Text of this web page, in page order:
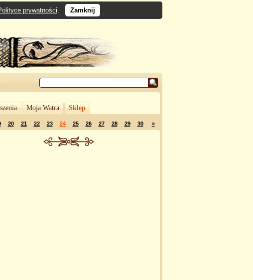
prywatności. Zamknij
Moja Watra Sklep
20 21 22 23 24 25 26 27 28 29 30 »